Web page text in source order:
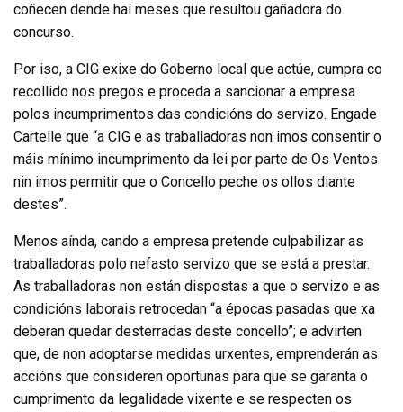
coñecen dende hai meses que resultou gañadora do
concurso.
Por iso, a CIG exixe do Goberno local que actúe, cumpra co
recollido nos pregos e proceda a sancionar a empresa
polos incumprimentos das condicións do servizo. Engade
Cartelle que “a CIG e as traballadoras non imos consentir o
máis mínimo incumprimento da lei por parte de Os Ventos
nin imos permitir que o Concello peche os ollos diante
destes”.
Menos aínda, cando a empresa pretende culpabilizar as
traballadoras polo nefasto servizo que se está a prestar.
As traballadoras non están dispostas a que o servizo e as
condicións laborais retrocedan “a épocas pasadas que xa
deberan quedar desterradas deste concello”; e advirten
que, de non adoptarse medidas urxentes, emprenderán as
accións que consideren oportunas para que se garanta o
cumprimento da legalidade vixente e se respecten os